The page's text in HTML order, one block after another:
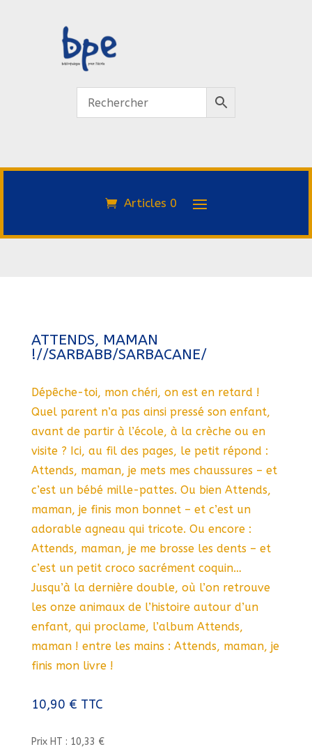
Articles 0
ATTENDS, MAMAN
!//SARBABB/SARBACANE/
Dépêche-toi, mon chéri, on est en retard !
Quel parent n’a pas ainsi pressé son enfant,
avant de partir à l’école, à la crèche ou en
visite ? Ici, au fil des pages, le petit répond :
Attends, maman, je mets mes chaussures – et
c’est un bébé mille-pattes. Ou bien Attends,
maman, je finis mon bonnet – et c’est un
adorable agneau qui tricote. Ou encore :
Attends, maman, je me brosse les dents – et
c’est un petit croco sacrément coquin…
Jusqu’à la dernière double, où l’on retrouve
les onze animaux de l’histoire autour d’un
enfant, qui proclame, l’album Attends,
maman ! entre les mains : Attends, maman, je
finis mon livre !
10,90 € TTC
Prix HT : 10,33 €